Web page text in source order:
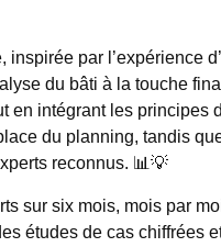
inspirée par l’expérience
du bâti à la touche
en intégrant les principes
du planning, tandis
reconnus. 📊💡
sur six mois, mois par
études de cas chiffrées